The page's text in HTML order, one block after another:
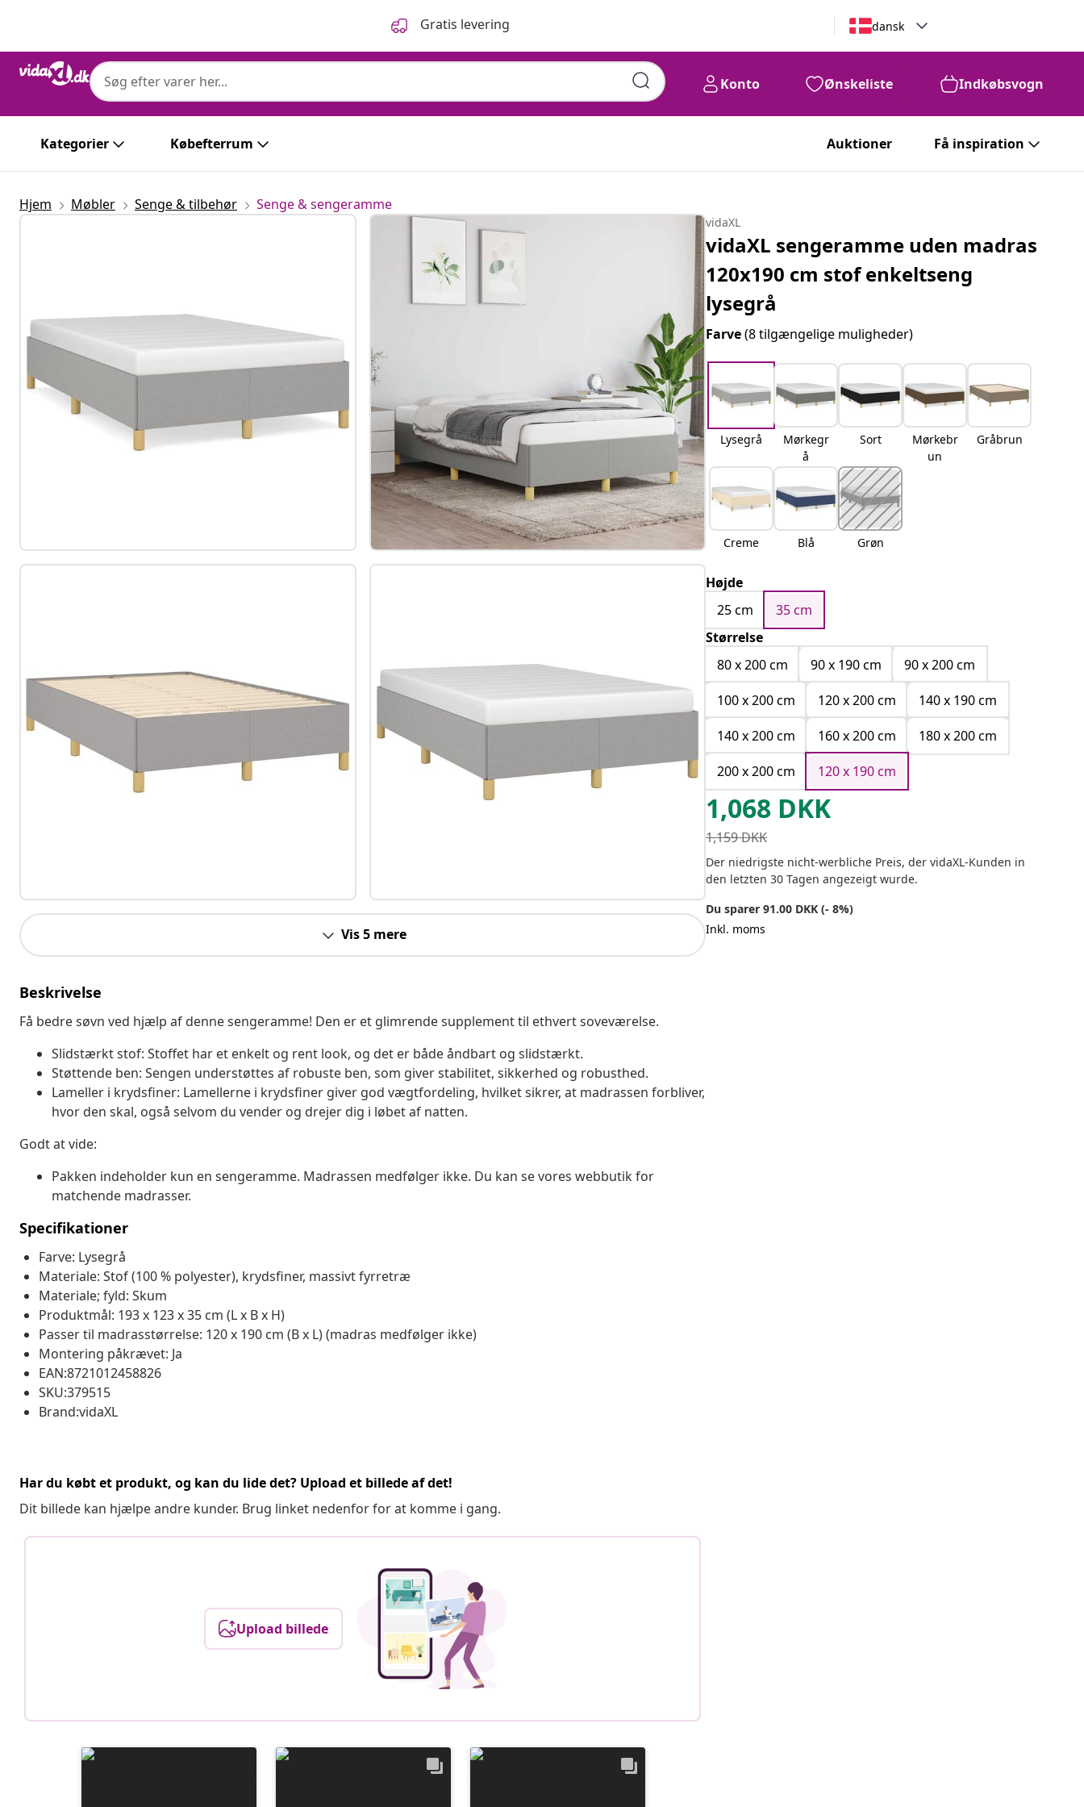
Gratis levering dansk
Konto Ønskeliste Indkøbsvogn
Kategorier Købefterrum Auktioner Få inspiration
Hjem Møbler Senge & tilbehør Senge & sengeramme
Vis 5 mere
Beskrivelse
Få bedre søvn ved hjælp af denne sengeramme! Den er et glimrende supplement til ethvert soveværelse.
Slidstærkt stof: Stoffet har et enkelt og rent look, og det er både åndbart og slidstærkt.
Støttende ben: Sengen understøttes af robuste ben, som giver stabilitet, sikkerhed og robusthed.
Lameller i krydsfiner: Lamellerne i krydsfiner giver god vægtfordeling, hvilket sikrer, at madrassen forbliver,
hvor den skal, også selvom du vender og drejer dig i løbet af natten.
Godt at vide:
Pakken indeholder kun en sengeramme. Madrassen medfølger ikke. Du kan se vores webbutik for
matchende madrasser.
Specifikationer
Farve: Lysegrå
Materiale: Stof (100 % polyester), krydsfiner, massivt fyrretræ
Materiale; fyld: Skum
Produktmål: 193 x 123 x 35 cm (L x B x H)
Passer til madrasstørrelse: 120 x 190 cm (B x L) (madras medfølger ikke)
Montering påkrævet: Ja
EAN:8721012458826
SKU:379515
Brand:vidaXL
Har du købt et produkt, og kan du lide det? Upload et billede af det!
Dit billede kan hjælpe andre kunder. Brug linket nedenfor for at komme i gang.
Upload billede
vidaXL
vidaXL sengeramme uden madras
120x190 cm stof enkeltseng
lysegrå
Farve(8 tilgængelige muligheder)
Lysegrå
Mørkegr
å
Sort
Mørkebr
un
Gråbrun
Creme Blå Grøn
Højde
25 cm
35 cm
Størrelse
80 x 200 cm
90 x 190 cm
90 x 200 cm
100 x 200 cm
120 x 200 cm
140 x 190 cm
140 x 200 cm
160 x 200 cm
180 x 200 cm
200 x 200 cm
120 x 190 cm
1,068 DKK
1,159DKK
Der niedrigste nicht-werbliche Preis, der vidaXL-Kunden in
den letzten 30 Tagen angezeigt wurde.
Du sparer 91.00 DKK (- 8%)
Inkl. moms